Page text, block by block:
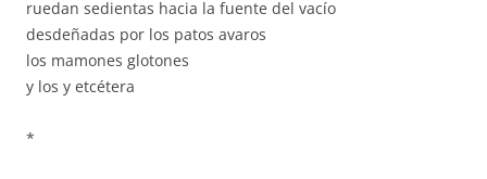
ruedan sedientas hacia la fuente del vacío
desdeñadas por los patos avaros
los mamones glotones
y los y etcétera
*